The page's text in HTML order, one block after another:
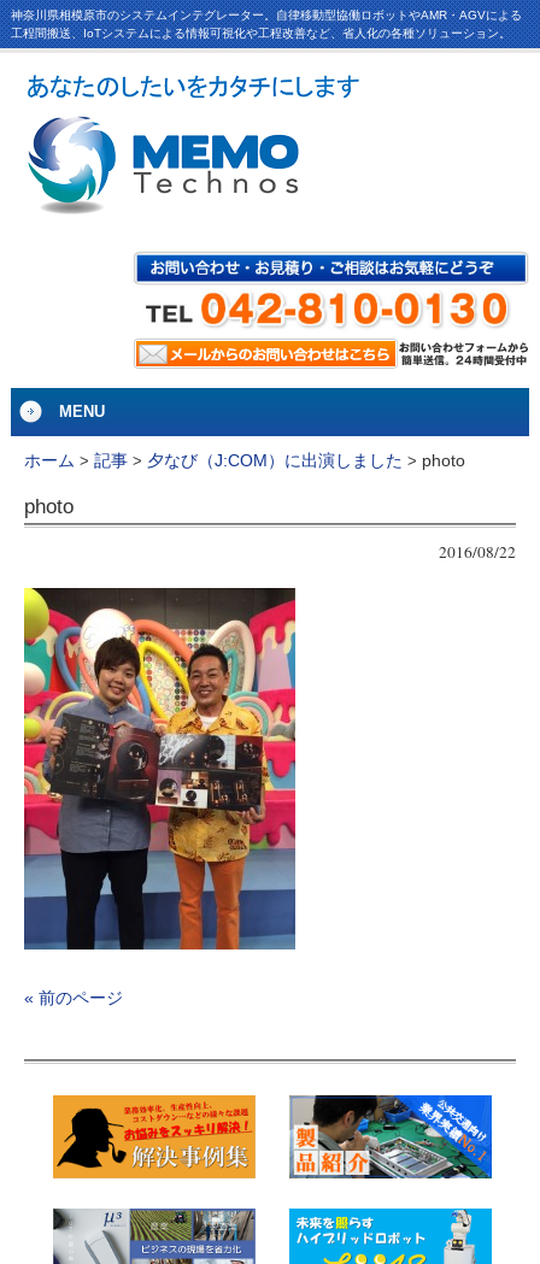
神奈川県相模原市のシステムインテグレーター。自律移動型協働ロボットやAMR・AGVによる
工程間搬送、IoTシステムによる情報可視化や工程改善など、省人化の各種ソリューション。
MENU
ホーム > 記事> 夕なび（J:COM）に出演しました > photo
photo
2016/08/22
« 前のページ